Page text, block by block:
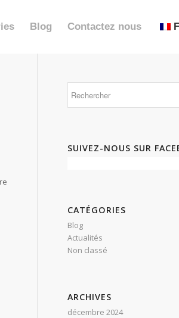
Blog Contactez nous
SUIVEZ-NOUS SUR
CATÉGORIES
Blog
Actualités
Non classé
ARCHIVES
décembre 2024